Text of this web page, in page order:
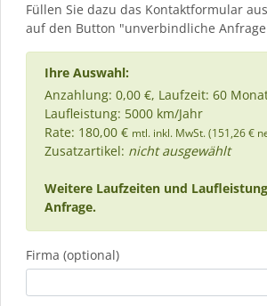
Füllen Sie dazu das Kontaktformular
auf den Button "unverbindliche
Ihre Auswahl:
Anzahlung: 0,00 €, Laufzeit: 60
Laufleistung: 5000 km/Jahr
Rate: 180,00 € mtl. inkl. MwSt. (151,26 €
Zusatzartikel: nicht ausgewählt
Weitere Laufzeiten und
Anfrage.
Firma (optional)